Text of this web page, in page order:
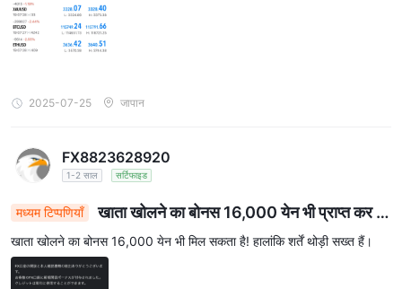
2025-07-25 जापान
FX8823628920
1-2 साल सर्टिफाइड
मध्यम टिप्पणियाँ
खाता खोलने का बोनस 16,000 येन भी प्राप्त कर स
खाता खोलने का बोनस 16,000 येन भी मिल सकता है! हालांकि शर्तें थोड़ी सख्त हैं।